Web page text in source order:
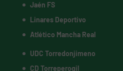
Jaén FS
Linares Deportivo
Atlético Mancha Real
UDC Torredonjimeno
CD Torreperogil